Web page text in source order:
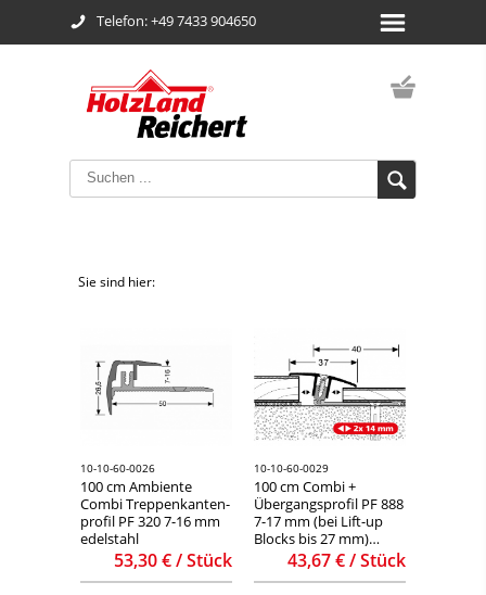
Telefon: +49 7433 904650
Sie sind hier:
10-10-60-0026
100 cm Ambiente
Combi Treppenkanten-
profil PF 320 7-16 mm
edelstahl
53,30 € / Stück
10-10-60-0029
100 cm Combi +
Übergangsprofil PF 888
7-17 mm (bei Lift-up
Blocks bis 27 mm)
edelstahl43,67 € / Stück